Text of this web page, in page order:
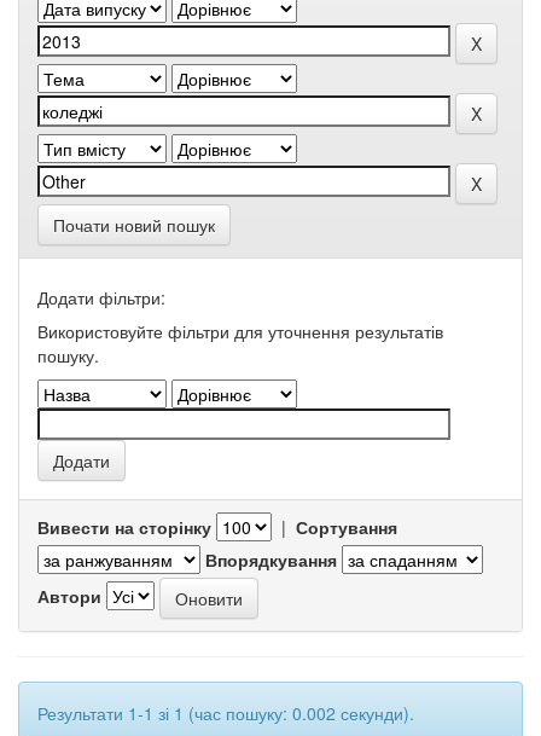
Почати новий пошук
Додати фільтри:
Використовуйте фільтри для уточнення результатів
пошуку.
Вивести на сторінку | Сортування
Впорядкування
Автори
Результати 1-1 зі 1 (час пошуку: 0.002 секунди).